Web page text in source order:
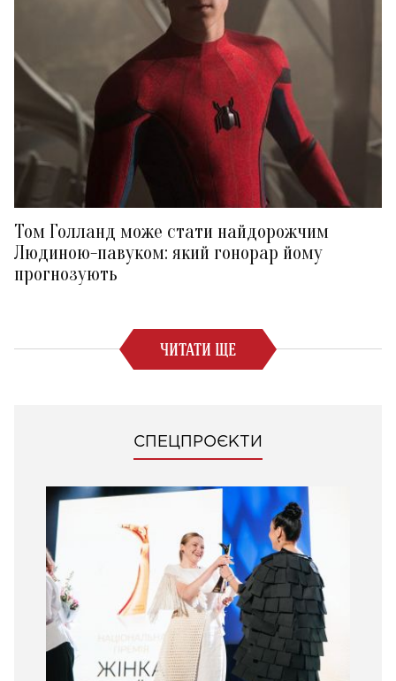
Том Голланд може стати найдорожчим
Людиною-павуком: який гонорар йому
прогнозують
ЧИТАТИ ЩЕ
СПЕЦПРОЄКТИ